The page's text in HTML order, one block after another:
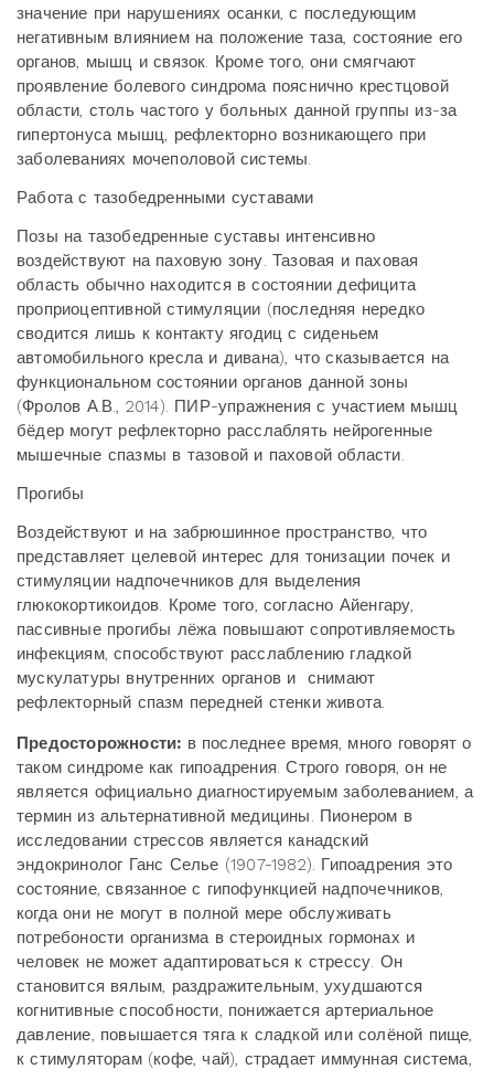
значение при нарушениях осанки, с последующим
негативным влиянием на положение таза, состояние его
органов, мышц и связок. Кроме того, они смягчают
проявление болевого синдрома пояснично крестцовой
области, столь частого у больных данной группы из-за
гипертонуса мышц, рефлекторно возникающего при
заболеваниях мочеполовой системы.
Работа с тазобедренными суставами
Позы на тазобедренные суставы интенсивно
воздействуют на паховую зону. Тазовая и паховая
область обычно находится в состоянии дефицита
проприоцептивной стимуляции (последняя нередко
сводится лишь к контакту ягодиц с сиденьем
автомобильного кресла и дивана), что сказывается на
функциональном состоянии органов данной зоны
(Фролов А.В., 2014). ПИР-упражнения с участием мышц
бёдер могут рефлекторно расслаблять нейрогенные
мышечные спазмы в тазовой и паховой области.
Прогибы
Воздействуют и на забрюшинное пространство, что
представляет целевой интерес для тонизации почек и
стимуляции надпочечников для выделения
глюкокортикоидов. Кроме того, согласно Айенгару,
пассивные прогибы лёжа повышают сопротивляемость
инфекциям, способствуют расслаблению гладкой
мускулатуры внутренних органов и снимают
рефлекторный спазм передней стенки живота.
Предосторожности: в последнее время, много говорят о
таком синдроме как гипоадрения. Строго говоря, он не
является официально диагностируемым заболеванием, а
термин из альтернативной медицины. Пионером в
исследовании стрессов является канадский
эндокринолог Ганс Селье (1907-1982). Гипоадрения это
состояние, связанное с гипофункцией надпочечников,
когда они не могут в полной мере обслуживать
потребоности организма в стероидных гормонах и
человек не может адаптироваться к стрессу. Он
становится вялым, раздражительным, ухудшаются
когнитивные способности, понижается артериальное
давление, повышается тяга к сладкой или солёной пище,
к стимуляторам (кофе, чай), страдает иммунная система,